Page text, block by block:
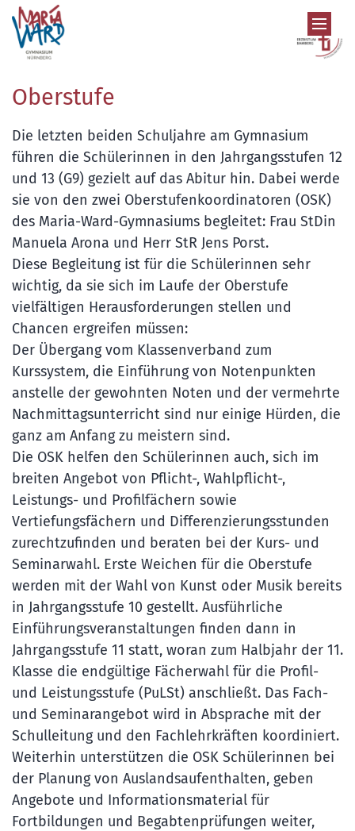
Zum Inhalt springen
Oberstufe
Die letzten beiden Schuljahre am Gymnasium
führen die Schülerinnen in den Jahrgangsstufen 12
und 13 (G9) gezielt auf das Abitur hin. Dabei werde
sie von den zwei Oberstufenkoordinatoren (OSK)
des Maria-Ward-Gymnasiums begleitet: Frau StDin
Manuela Arona und Herr StR Jens Porst.
Diese Begleitung ist für die Schülerinnen sehr
wichtig, da sie sich im Laufe der Oberstufe
vielfältigen Herausforderungen stellen und
Chancen ergreifen müssen:
Der Übergang vom Klassenverband zum
Kurssystem, die Einführung von Notenpunkten
anstelle der gewohnten Noten und der vermehrte
Nachmittagsunterricht sind nur einige Hürden, die
ganz am Anfang zu meistern sind.
Die OSK helfen den Schülerinnen auch, sich im
breiten Angebot von Pflicht-, Wahlpflicht-,
Leistungs- und Profilfächern sowie
Vertiefungsfächern und Differenzierungsstunden
zurechtzufinden und beraten bei der Kurs- und
Seminarwahl. Erste Weichen für die Oberstufe
werden mit der Wahl von Kunst oder Musik bereits
in Jahrgangsstufe 10 gestellt. Ausführliche
Einführungsveranstaltungen finden dann in
Jahrgangsstufe 11 statt, woran zum Halbjahr der 11.
Klasse die endgültige Fächerwahl für die Profil-
und Leistungsstufe (PuLSt) anschließt. Das Fach-
und Seminarangebot wird in Absprache mit der
Schulleitung und den Fachlehrkräften koordiniert.
Weiterhin unterstützen die OSK Schülerinnen bei
der Planung von Auslandsaufenthalten, geben
Angebote und Informationsmaterial für
Fortbildungen und Begabtenprüfungen weiter,